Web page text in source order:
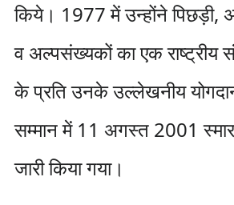
किये। 1977 में उन्होंने पिछड़ी,
व अल्पसंख्यकों का एक राष्ट्रीय
के प्रति उनके उल्लेखनीय
सम्मान में 11 अगस्त 2001
जारी किया गया।